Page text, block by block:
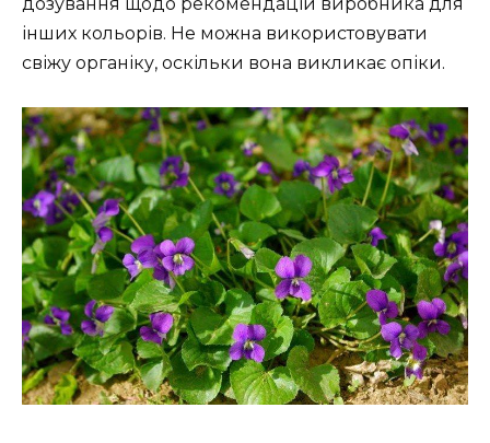
інших кольорів. Не можна використовувати
свіжу органіку, оскільки вона викликає опіки.